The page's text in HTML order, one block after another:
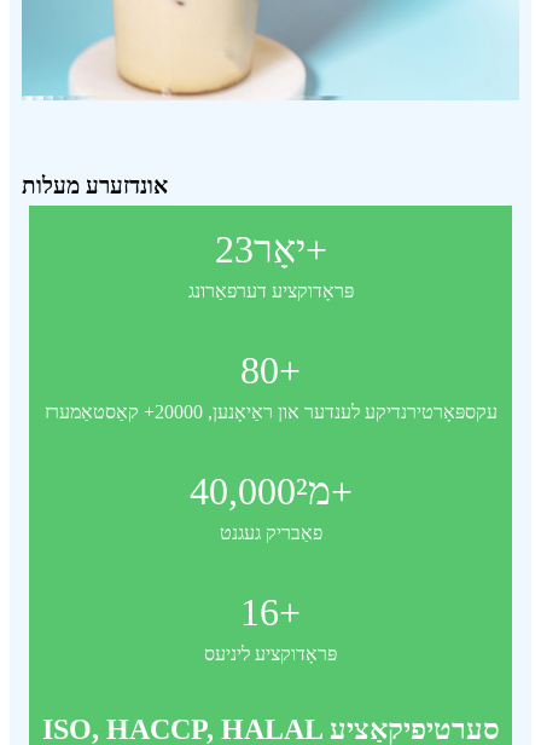
אונדזערע מעלות
23 יאָר+
פּראָדוקציע דערפאַרונג
80+
עקספּאָרטירנדיקע לענדער און ראַיאָנען, 20000+ קאַסטאַמערז
40,000 מ²+
פאַבריק געגנט
16+
פּראָדוקציע ליניעס
ISO, HACCP, HALAL סערטיפיקאַציע